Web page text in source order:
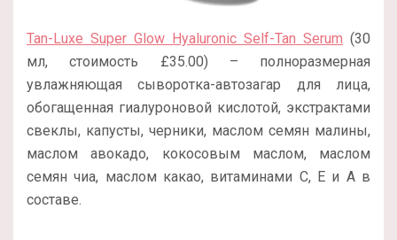
Tan-Luxe Super Glow Hyaluronic Self-Tan Serum (30
мл, стоимость £35.00) – полноразмерная
увлажняющая сыворотка-автозагар для лица,
обогащенная гиалуроновой кислотой, экстрактами
свеклы, капусты, черники, маслом семян малины,
маслом авокадо, кокосовым маслом, маслом
семян чиа, маслом какао, витаминами С, Е и А в
составе.